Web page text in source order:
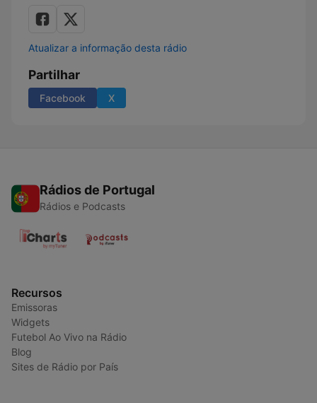
Atualizar a informação desta rádio
Partilhar
Facebook X
Rádios de Portugal
Rádios e Podcasts
Recursos
Emissoras
Widgets
Futebol Ao Vivo na Rádio
Blog
Sites de Rádio por País